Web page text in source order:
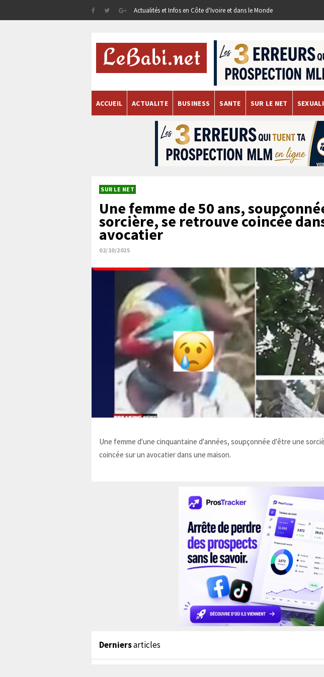
Actualités et Infos en Côte d'Ivoire et dans le Monde
ACCUEIL ACTUALITE BUSINESS SANTE SUR LE NET
SUR LE NET
Une femme de 50 ans,
sorcière, se retrouve coincée
avocatier
02/10/2025
Une femme d'une cinquantaine d'années, soupçonnée d'être une
coincée sur un avocatier dans une maison.
Derniersarticles